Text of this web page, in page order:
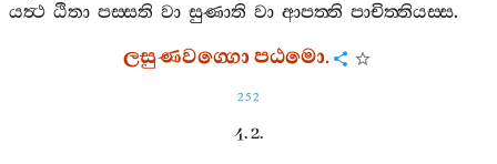
යත්‍ථ ඨිතා පස‍්සති වා සුණාති වා ආපත‍්ති පාචිත‍්තියස‍්ස.
ලසුණවග‍්ගොපඨමො.
252
4. 2.